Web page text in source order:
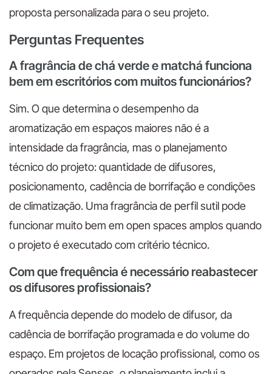
proposta personalizada para o seu projeto.
Perguntas Frequentes
A fragrância de chá verde e matchá funciona
bem em escritórios com muitos funcionários?
Sim. O que determina o desempenho da
aromatização em espaços maiores não é a
intensidade da fragrância, mas o planejamento
técnico do projeto: quantidade de difusores,
posicionamento, cadência de borrifação e condições
de climatização. Uma fragrância de perfil sutil pode
funcionar muito bem em open spaces amplos quando
o projeto é executado com critério técnico.
Com que frequência é necessário reabastecer
os difusores profissionais?
A frequência depende do modelo de difusor, da
cadência de borrifação programada e do volume do
espaço. Em projetos de locação profissional, como os